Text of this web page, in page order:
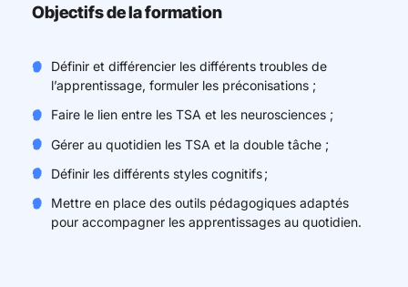
Objectifs de la formation
Définir et différencier les différents troubles de
l’apprentissage, formuler les préconisations ;
Faire le lien entre les TSA et les neurosciences ;
Gérer au quotidien les TSA et la double tâche ;
Définir les différents styles cognitifs ;
Mettre en place des outils pédagogiques adaptés
pour accompagner les apprentissages au quotidien.